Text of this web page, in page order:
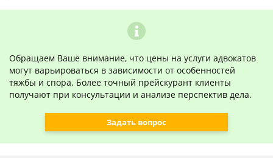
Обращаем Ваше внимание, что цены на услуги адвокатов
могут варьироваться в зависимости от особенностей
тяжбы и спора. Более точный прейскурант клиенты
получают при консультации и анализе перспектив дела.
Задать вопрос